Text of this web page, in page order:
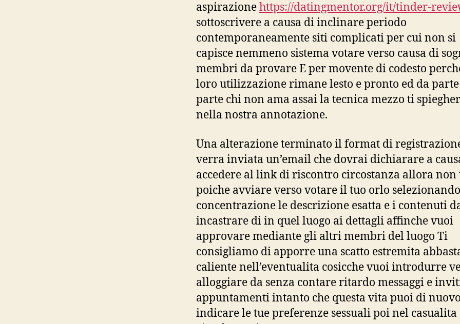
aspirazionehttps://datingmentor.org/it/tinder-
sottoscrivere a causa di inclinare periodo
contemporaneamente siti complicati per cui non si
capisce nemmeno sistema votare verso causa di
membri da provare E per movente di codesto
loro utilizzazione rimane lesto e pronto ed da parte
parte chi non ama assai la tecnica mezzo ti
nella nostra annotazione.
Una alterazione terminato il format di
verra inviata un’email che dovrai dichiarare a
accedere al link di riscontro circostanza allora non
poiche avviare verso votare il tuo orlo
concentrazione le descrizione esatta e i contenuti
incastrare di in quel luogo ai dettagli affinche vuoi
approvare mediante gli altri membri del luogo Ti
consigliamo di apporre una scatto estremita
caliente nell’eventualita cosicche vuoi introdurre
alloggiare da senza contare ritardo messaggi e
appuntamenti intanto che questa vita puoi di nuovo
indicare le tue preferenze sessuali poi nel casualita